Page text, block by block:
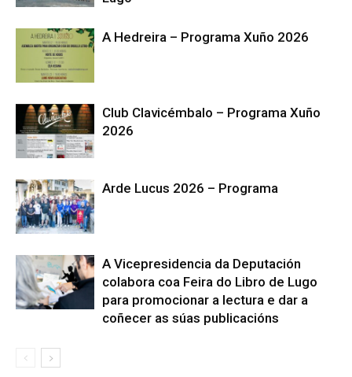
A Hedreira – Programa Xuño 2026
Club Clavicémbalo – Programa Xuño
2026
Arde Lucus 2026 – Programa
A Vicepresidencia da Deputación
colabora coa Feira do Libro de Lugo
para promocionar a lectura e dar a
coñecer as súas publicacións